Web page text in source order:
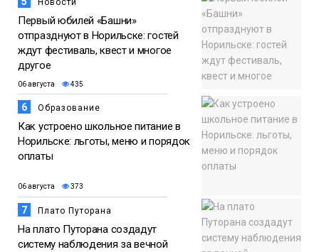
Новости
Первый юбилей «Башни»
отпразднуют в Норильске: гостей
ждут фестиваль, квест и многое
другое
06 августа 435
6 Образование
Как устроено школьное питание в
Норильске: льготы, меню и порядок
оплаты
06 августа 373
7 Плато Путорана
На плато Путорана создадут
систему наблюдения за вечной